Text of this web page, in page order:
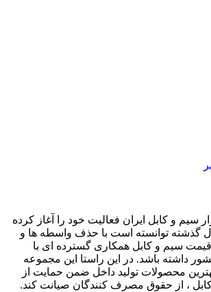
سیم و کابل ایران فعالیت خود را آغاز کرده
در طول 10 سال گذشته توانسته است با حذف واسطه ها و
قیمت سیم و کابل همکاری گسترده ای با
داشته باشد. در این راستا این مجموعه
محصولات تولید داخل ضمن حمایت از
کابل ، از حقوق مصرف کنندگان صیانت کند.